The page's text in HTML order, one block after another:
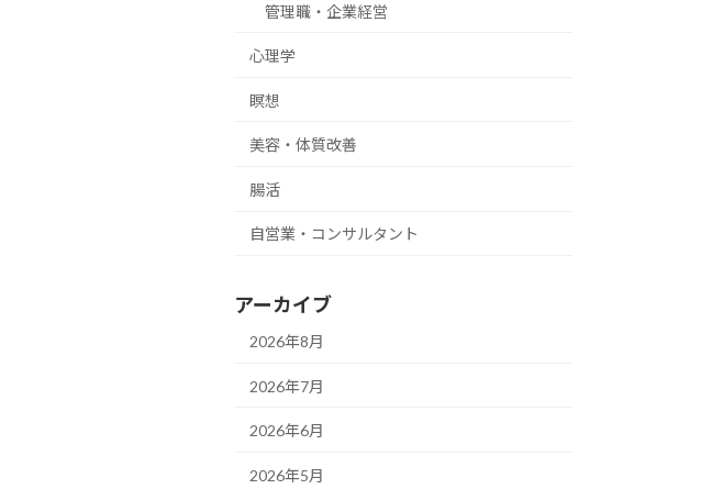
管理職・企業経営
心理学
瞑想
美容・体質改善
腸活
自営業・コンサルタント
アーカイブ
2026年8月
2026年7月
2026年6月
2026年5月